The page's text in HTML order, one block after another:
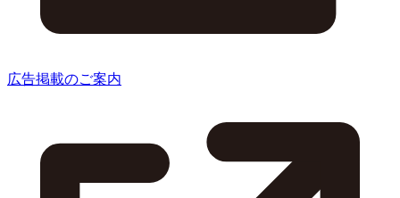
広告掲載のご案内